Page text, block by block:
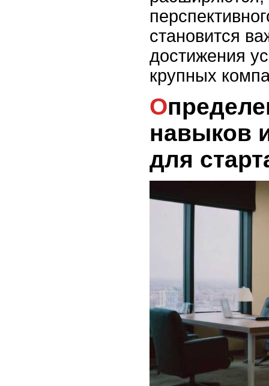
становится
достижения
крупных
Определение ключевых
навыков
для